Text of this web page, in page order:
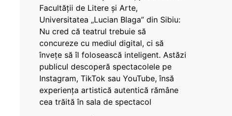
Facultății de Litere și Arte,
Universitatea „Lucian Blaga” din Sibiu:
Nu cred că teatrul trebuie să
concureze cu mediul digital, ci să
învețe să îl folosească inteligent. Astăzi
publicul descoperă spectacolele pe
Instagram, TikTok sau YouTube, însă
experiența artistică autentică rămâne
cea trăită în sala de spectacol